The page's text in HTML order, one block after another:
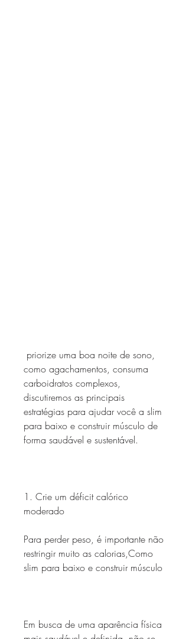
como agachamentos, consuma
carboidratos complexos,
discutiremos as principais
estratégias para ajudar você a slim
para baixo e construir músculo de
forma saudável e sustentável.
1. Crie um déficit calórico
moderado
Para perder peso, é importante não
restringir muito as calorias,Como
slim para baixo e construir músculo
Em busca de uma aparência física